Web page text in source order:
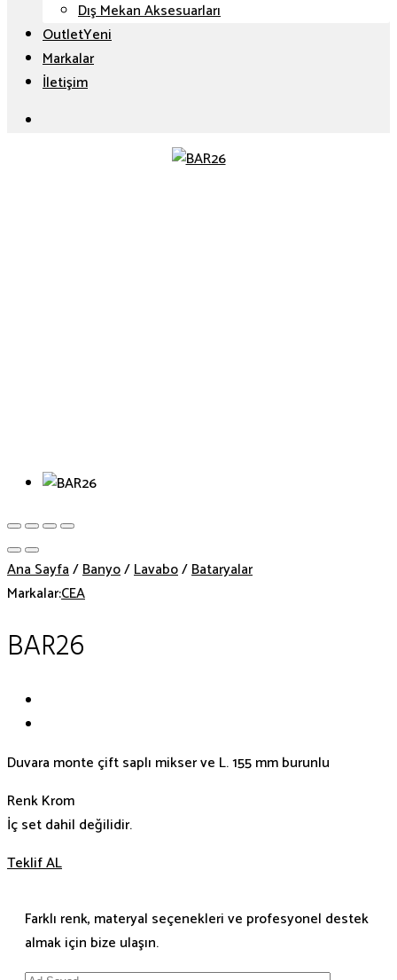
Dış Mekan Aksesuarları
Outlet
Markalar
İletişim
Ana Sayfa/Banyo/Lavabo/Bataryalar
Markalar:CEA
BAR26
Duvara monte çift saplı mikser ve L. 155 mm burunlu
Renk Krom
İç set dahil değilidir.
Teklif AL
Farklı renk, materyal seçenekleri ve profesyonel destek
almak için bize ulaşın.